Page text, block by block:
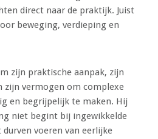
direct naar de praktijk. Juist
beweging, verdieping en
zijn praktische aanpak, zijn
zijn vermogen om complexe
en begrijpelijk te maken. Hij
niet begint bij ingewikkelde
voeren van eerlijke